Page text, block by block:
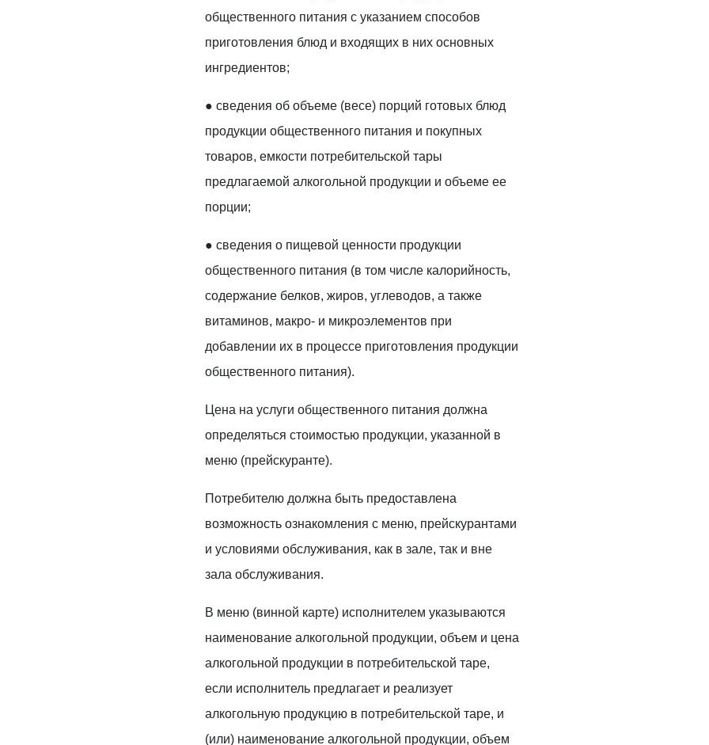
общественного питания с указанием способов
приготовления блюд и входящих в них основных
ингредиентов;
● сведения об объеме (весе) порций готовых блюд
продукции общественного питания и покупных
товаров, емкости потребительской тары
предлагаемой алкогольной продукции и объеме ее
порции;
● сведения о пищевой ценности продукции
общественного питания (в том числе калорийность,
содержание белков, жиров, углеводов, а также
витаминов, макро- и микроэлементов при
добавлении их в процессе приготовления продукции
общественного питания).
Цена на услуги общественного питания должна
определяться стоимостью продукции, указанной в
меню (прейскуранте).
Потребителю должна быть предоставлена
возможность ознакомления с меню, прейскурантами
и условиями обслуживания, как в зале, так и вне
зала обслуживания.
В меню (винной карте) исполнителем указываются
наименование алкогольной продукции, объем и цена
алкогольной продукции в потребительской таре,
если исполнитель предлагает и реализует
алкогольную продукцию в потребительской таре, и
(или) наименование алкогольной продукции, объем